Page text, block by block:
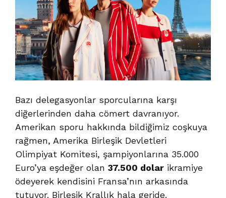
Bazı delegasyonlar sporcularına karşı
diğerlerinden daha cömert davranıyor.
Amerikan sporu hakkında bildiğimiz coşkuya
rağmen, Amerika Birleşik Devletleri
Olimpiyat Komitesi, şampiyonlarına 35.000
Euro’ya eşdeğer olan 37.500 dolar ikramiye
ödeyerek kendisini Fransa’nın arkasında
tutuyor. Birleşik Krallık hala geride.